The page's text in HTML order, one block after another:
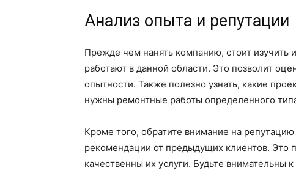
Анализ опыта и репутации
Прежде чем нанять компанию, стоит изучить
работают в данной области. Это позволит
опытности. Также полезно узнать, какие
нужны ремонтные работы определенного
Кроме того, обратите внимание на
рекомендации от предыдущих клиентов. Это
качественны их услуги. Будьте внимательны